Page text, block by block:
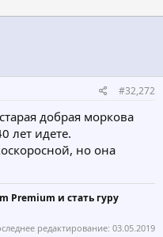
#32,272
добрая моркова
лет идете.
но она
Premium и стать гуру
редактирование: 03.05.2019